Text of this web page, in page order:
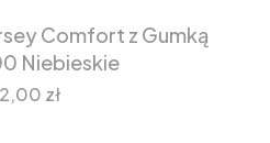
Comfort z Gumką
Niebieskie
zł